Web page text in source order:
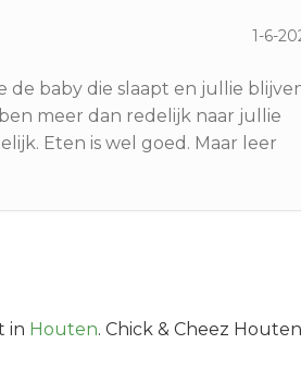
1-6-
de baby die slaapt en jullie
meer dan redelijk naar jullie
Eten is wel goed. Maar leer
in Houten. Chick & Cheez